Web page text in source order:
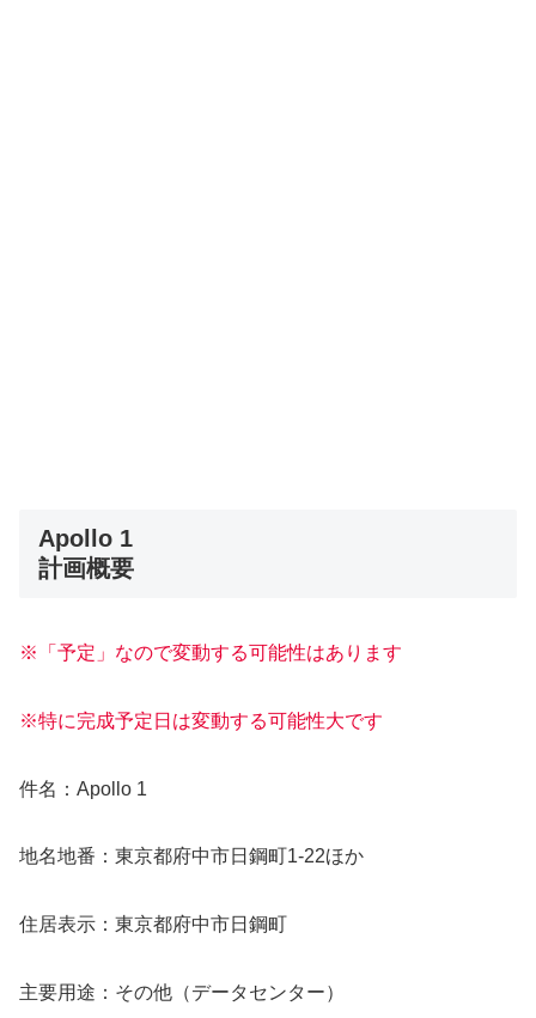
Apollo 1
計画概要
※「予定」なので変動する可能性はあります
※特に完成予定日は変動する可能性大です
件名：Apollo 1
地名地番：東京都府中市日鋼町1-22ほか
住居表示：東京都府中市日鋼町
主要用途：その他（データセンター）